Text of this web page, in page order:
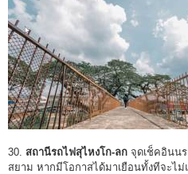
30. สถานีรถไฟสุไหงโก-ลก จุดเช็คอินนร
สยาม หากมีโอกาสได้มาเยือนทั้งทีจะไ